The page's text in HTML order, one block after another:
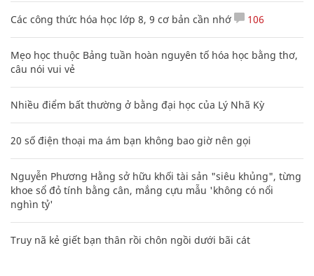
Các công thức hóa học lớp 8, 9 cơ bản cần nhớ 106
Mẹo học thuộc Bảng tuần hoàn nguyên tố hóa học bằng thơ,
câu nói vui vẻ
Nhiều điểm bất thường ở bằng đại học của Lý Nhã Kỳ
20 số điện thoại ma ám bạn không bao giờ nên gọi
Nguyễn Phương Hằng sở hữu khối tài sản "siêu khủng", từng
khoe sổ đỏ tính bằng cân, mắng cựu mẫu 'không có nổi
nghìn tỷ'
Truy nã kẻ giết bạn thân rồi chôn ngồi dưới bãi cát